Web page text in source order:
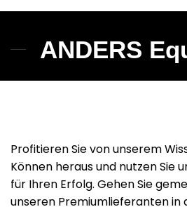
ANDERS
Profitieren Sie von unserem
Können heraus und nutzen Sie
für Ihren Erfolg. Gehen Sie
unseren Premiumlieferanten in